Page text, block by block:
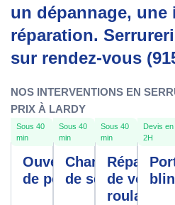
un dépannage,
réparation.
sur rendez-vous
NOS INTERVENTIONS EN
PRIX À LARDY
Sous 40
min
Ouverture
de porte
Sous 40
min
Changement
de serrure
Sous 40
min
de volet
roulant
Devis en
2H